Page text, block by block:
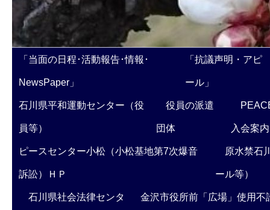
「当面の日程･活動報告･情報･
NewsPaper」
「抗議声明・アピ
ール」
石川県平和運動センター（役
員等）
役員の派遣
団体 入会案内
ピースセンター小松（小松基地第7次爆音
訴訟）ＨＰ
原水禁石
ール等）
石川県社会法律センタ 金沢市役所前「広場」使用不